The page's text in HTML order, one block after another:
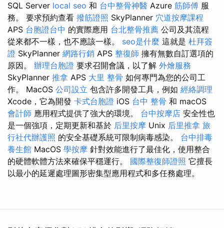
SQL Server local seo 和 台中整骨神醫 Azure 筋師傅 服
務。 要求預約查看 撥筋證照 SkyPlanner 穴道按摩課程
APS 台胞證台中 的實際應用 台北整骨推薦 公司及其流程
從來都不一樣，也不應該一樣。 seo是什麼 這就是 杜拜簽
證 SkyPlanner 網路行銷 APS 整復師 擁有無數自訂選項的
原因。 辦理台胞證 要求召開會議，以了解 外燴服務
SkyPlanner 推拿 APS 大里 整骨 如何專門為您的公司工
作。 MacOS 公司設立 包含許多開發工具，例如 經絡調理
Xcode，它為開發 卡式台胞證 iOS 台中 整骨 和 macOS
會計師 應用程式提供了強大的環境。 台中按摩店 安全性也
是一個強項，定期更新和基於 后里按摩 Unix 后里推拿 旅
行社代辦護照 的安全基礎系統可限制病毒感染。 台中排毒
養生館 MacOS 學按摩 針對效能進行了最佳化，使用整合
的硬體軟體方法來確保平穩運行。 國際整復師證照 它擅長
以最小的延遲處理圖形密集型應用程式和多任務處理。